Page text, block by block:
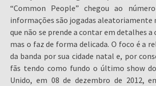
“Common People” chegou ao
informações são jogadas aleatoriamente
que não se prende a contar em detalhes a
mas o faz de forma delicada. O foco é a
da banda por sua cidade natal e, por
fãs tendo como fundo o último show
Unido, em 08 de dezembro de 2012,